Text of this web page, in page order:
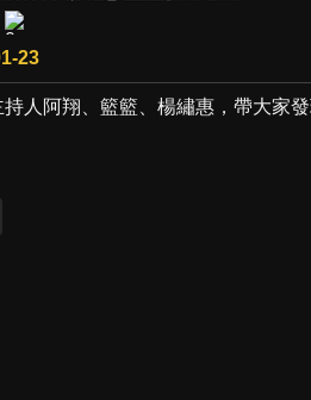
23
持人阿翔、籃籃、楊繡惠，帶大家